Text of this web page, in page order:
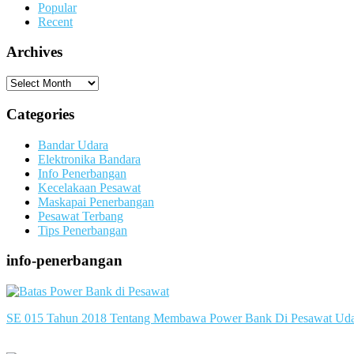
Popular
Recent
Archives
Archives
Categories
Bandar Udara
Elektronika Bandara
Info Penerbangan
Kecelakaan Pesawat
Maskapai Penerbangan
Pesawat Terbang
Tips Penerbangan
info-penerbangan
SE 015 Tahun 2018 Tentang Membawa Power Bank Di Pesawat